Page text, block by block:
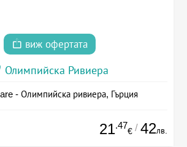
виж офертата
Олимпийска Ривиера
- Олимпийска ривиера, Гърция
21.47
€ / 42лв.